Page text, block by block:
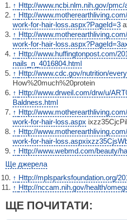
↑ Http://www.ncbi.nlm.nih.gov/
↑ Http://
work-for-hair-loss.aspx?PageId=3
↑ Http://
work-for-hair-
↑ Http://www.huffingtonpost.com/
nails_n_4016804.html
↑ Http://www.cdc.gov/nutrition/
How%20much%20protein
↑ Http://www.drweil.com/drw/u/
Baldness.html
↑ Http://
work-for-hair-loss.aspx
↑ Http://
work-for-hair-
↑ Http://www.webmd.com/beauty/
Ще джерела
↑ Http://mplsparksfoundation.org/
↑ Http://nccam.nih.gov/health/
ЩЕ ПОЧИТАТИ: